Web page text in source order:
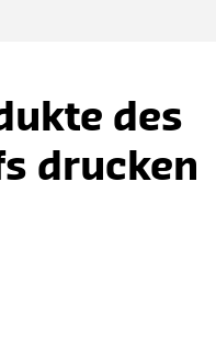
des
drucken